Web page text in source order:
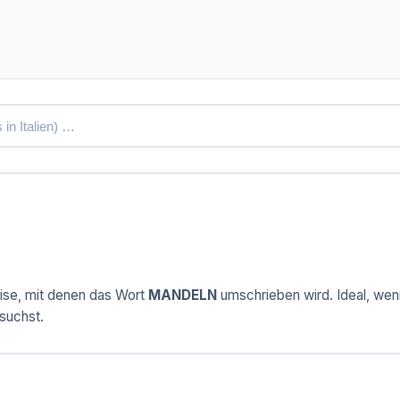
mit denen das Wort MANDELN umschrieben wird. Ideal,